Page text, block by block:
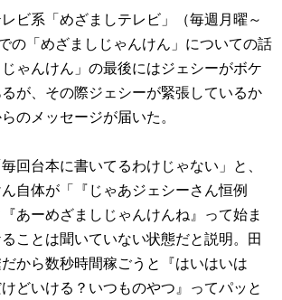
ビ系「めざましテレビ」（毎週月曜～
の「めざましじゃんけん」についての話
ゃんけん」の最後にはジェシーがボケ
が、その際ジェシーが緊張しているか
のメッセージが届いた。
回台本に書いてるわけじゃない」と、
自体が「『じゃあジェシーさん恒例
あーめざましじゃんけんね』って始ま
ことは聞いていない状態だと説明。田
から数秒時間稼ごうと『はいはいは
どいける？いつものやつ』ってパッと